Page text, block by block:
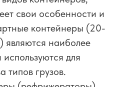
свои особенности и
контейнеры (20-
являются наиболее
для
типов грузов.